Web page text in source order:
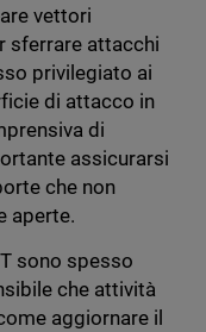
vettori
sferrare attacchi
privilegiato ai
di attacco in
di
assicurarsi
che non
aperte.
sono spesso
che attività
aggiornare il